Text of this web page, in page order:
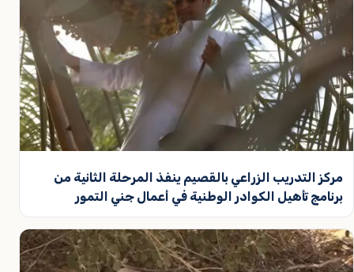
مركز التدريب الزراعي بالقصيم ينفذ المرحلة الثانية من
برنامج تأهيل الكوادر الوطنية في أعمال جني التمور